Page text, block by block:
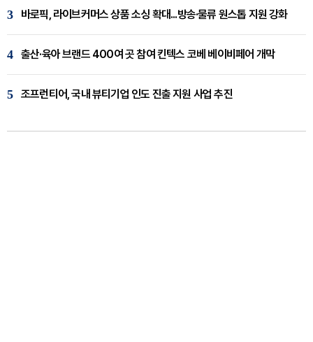
3 바로픽, 라이브커머스 상품 소싱 확대...방송·물류 원스톱 지원 강화
4 출산·육아 브랜드 400여 곳 참여 킨텍스 코베 베이비페어 개막
5 조프런티어, 국내 뷰티기업 인도 진출 지원 사업 추진